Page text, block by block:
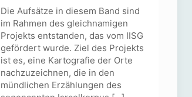
Die Aufsätze in diesem Band sind
im Rahmen des gleichnamigen
Projekts entstanden, das vom IISG
gefördert wurde. Ziel des Projekts
ist es, eine Kartografie der Orte
nachzuzeichnen, die in den
mündlichen Erzählungen des